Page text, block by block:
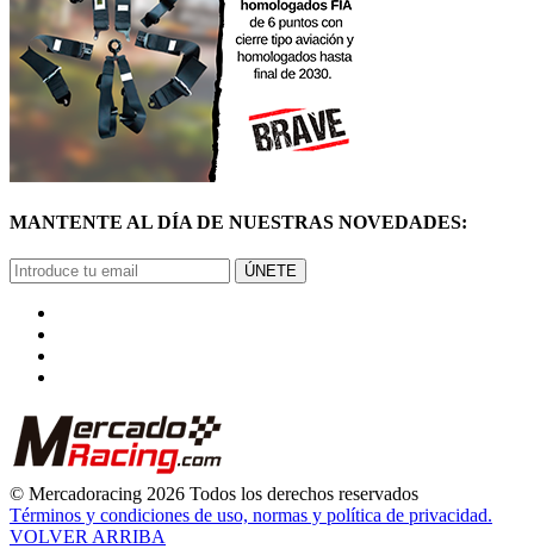
MANTENTE AL DÍA DE NUESTRAS NOVEDADES:
ÚNETE
© Mercadoracing 2026 Todos los derechos reservados
Términos y condiciones de uso, normas y política de privacidad.
VOLVER ARRIBA